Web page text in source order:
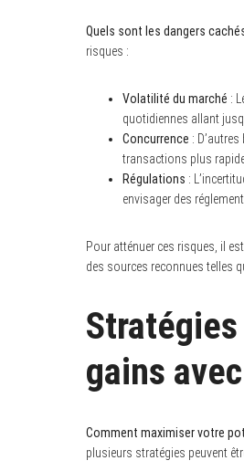
Quels sont les dangers
risques :
Volatilité du marché :
quotidiennes allant
Concurrence :
transactions plus
Régulations :
envisager des
Pour atténuer ces risques, il
des sources reconnues telles
gains
Comment maximiser votre
plusieurs stratégies peuvent